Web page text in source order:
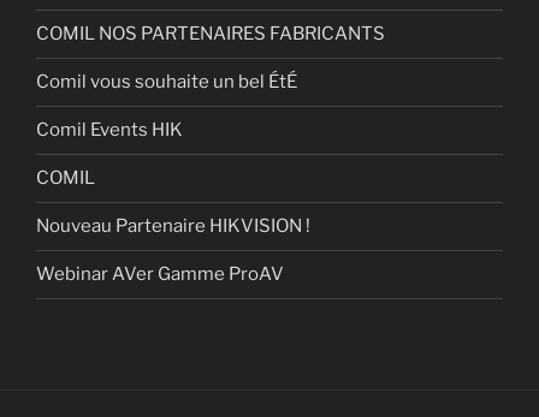
COMIL NOS PARTENAIRES FABRICANTS
Comil vous souhaite un bel ÉtÉ
Comil Events HIK
COMIL
Nouveau Partenaire HIKVISION !
Webinar AVer Gamme ProAV